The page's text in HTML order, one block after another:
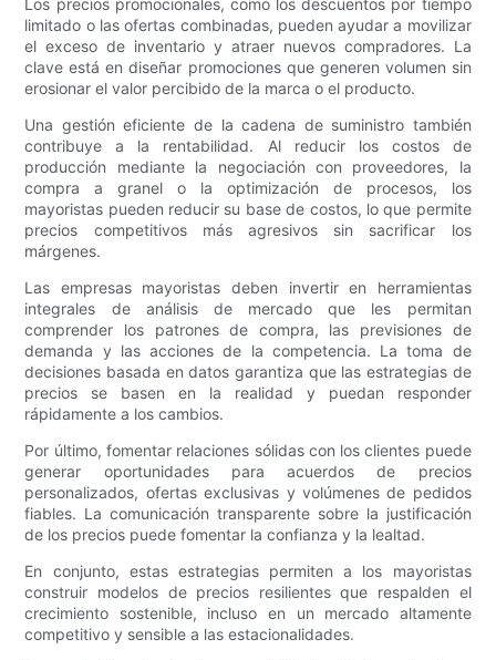
Los precios promocionales, como los descuentos por tiempo
limitado o las ofertas combinadas, pueden ayudar a movilizar
el exceso de inventario y atraer nuevos compradores. La
clave está en diseñar promociones que generen volumen sin
erosionar el valor percibido de la marca o el producto.
Una gestión eficiente de la cadena de suministro también
contribuye a la rentabilidad. Al reducir los costos de
producción mediante la negociación con proveedores, la
compra a granel o la optimización de procesos, los
mayoristas pueden reducir su base de costos, lo que permite
precios competitivos más agresivos sin sacrificar los
márgenes.
Las empresas mayoristas deben invertir en herramientas
integrales de análisis de mercado que les permitan
comprender los patrones de compra, las previsiones de
demanda y las acciones de la competencia. La toma de
decisiones basada en datos garantiza que las estrategias de
precios se basen en la realidad y puedan responder
rápidamente a los cambios.
Por último, fomentar relaciones sólidas con los clientes puede
generar oportunidades para acuerdos de precios
personalizados, ofertas exclusivas y volúmenes de pedidos
fiables. La comunicación transparente sobre la justificación
de los precios puede fomentar la confianza y la lealtad.
En conjunto, estas estrategias permiten a los mayoristas
construir modelos de precios resilientes que respalden el
crecimiento sostenible, incluso en un mercado altamente
competitivo y sensible a las estacionalidades.